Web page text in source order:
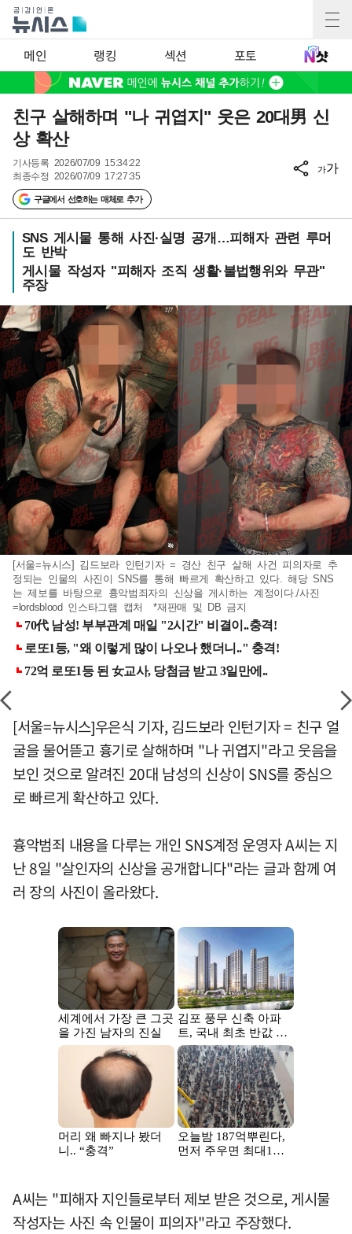
메인 랭킹 섹션 포토
친구 살해하며 "나 귀엽지" 웃은 20대男 신
상 확산
기사등록 2026/07/09 15:34:22
최종수정 2026/07/09 17:27:35
구글에서 선호하는 매체로 추가
가가
SNS 게시물 통해 사진·실명 공개…피해자 관련 루머
도 반박
게시물 작성자 "피해자 조직 생활·불법행위와 무관"
주장
[서울=뉴시스] 김드보라 인턴기자 = 경산 친구 살해 사건 피의자로 추
정되는 인물의 사진이 SNS를 통해 빠르게 확산하고 있다. 해당 SNS
는 제보를 바탕으로 흉악범죄자의 신상을 게시하는 계정이다./사진
=lordsblood 인스타그램 캡처 *재판매 및 DB 금지
[서울=뉴시스]우은식 기자, 김드보라 인턴기자 = 친구 얼
굴을 물어뜯고 흉기로 살해하며 "나 귀엽지"라고 웃음을
보인 것으로 알려진 20대 남성의 신상이 SNS를 중심으
로 빠르게 확산하고 있다.
흉악범죄 내용을 다루는 개인 SNS계정 운영자 A씨는 지
난 8일 "살인자의 신상을 공개합니다"라는 글과 함께 여
러 장의 사진이 올라왔다.
A씨는 "피해자 지인들로부터 제보 받은 것으로, 게시물
작성자는 사진 속 인물이 피의자"라고 주장했다.